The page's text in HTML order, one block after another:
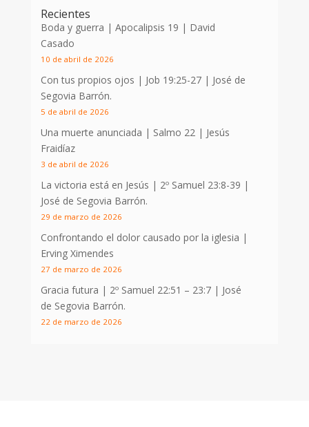
Recientes
Boda y guerra | Apocalipsis 19 | David
Casado
10 de abril de 2026
Con tus propios ojos | Job 19:25-27| José de
Segovia Barrón.
5 de abril de 2026
Una muerte anunciada | Salmo 22| Jesús
Fraidíaz
3 de abril de 2026
La victoria está en Jesús | 2º Samuel 23:8-39 |
José de Segovia Barrón.
29 de marzo de 2026
Confrontando el dolor causado por la iglesia |
Erving Ximendes
27 de marzo de 2026
Gracia futura | 2º Samuel 22:51 – 23:7| José
de Segovia Barrón.
22 de marzo de 2026